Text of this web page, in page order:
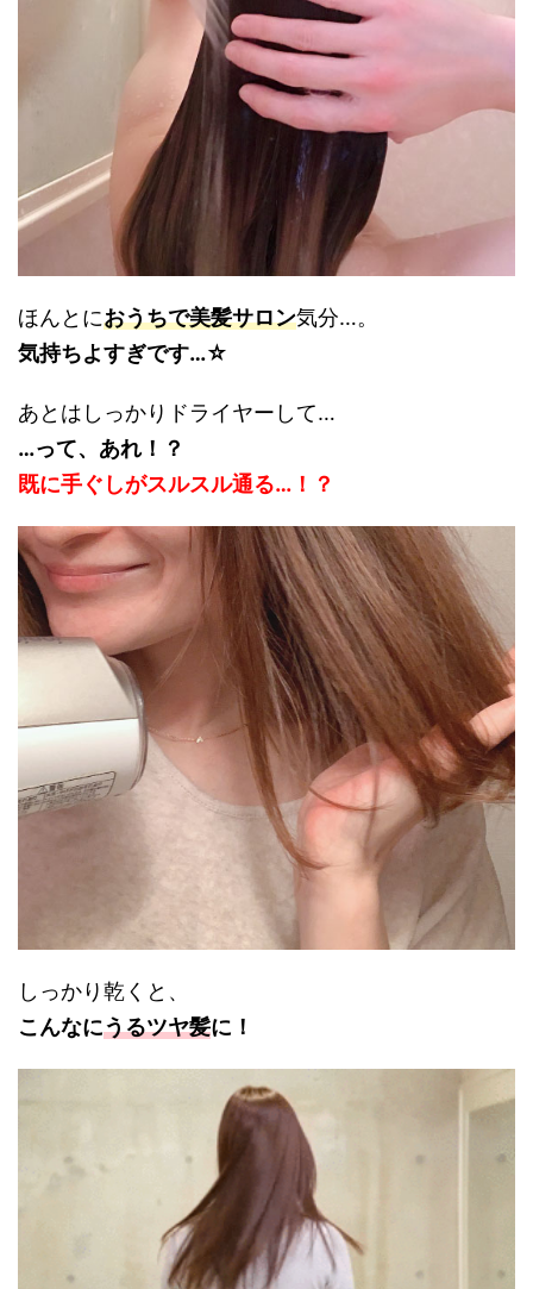
ほんとにおうちで美髪サロン気分…。
気持ちよすぎです…☆
あとはしっかりドライヤーして…
…って、あれ！？
既に手ぐしがスルスル通る…！？
しっかり乾くと、
こんなにうるツヤ髪に！